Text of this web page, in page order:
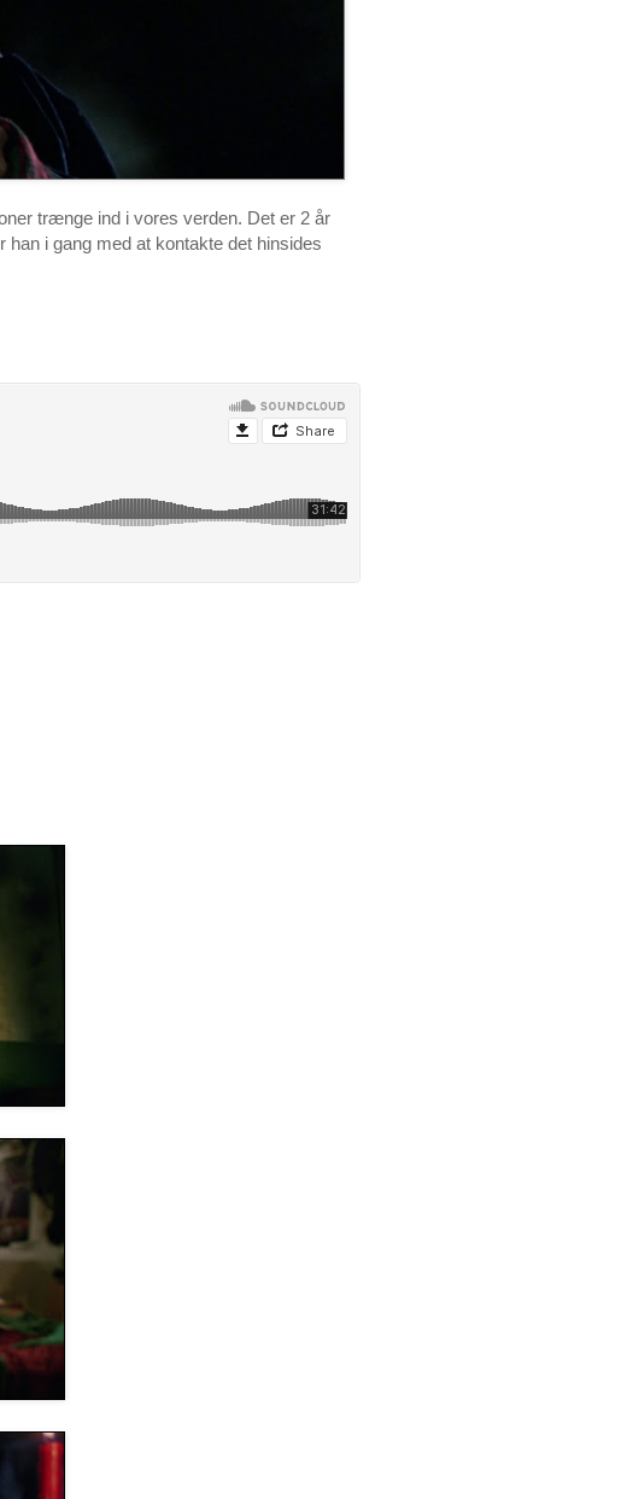
trænge ind i vores verden. Det er 2 år
i gang med at kontakte det hinsides